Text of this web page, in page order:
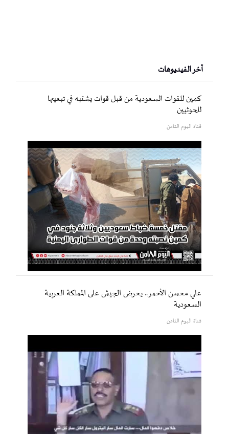
أخر الفيديوهات
كمين للقوات السعودية من قبل قوات يشتبه في تبعيتها
للحوثيين
قناة اليوم الثامن
علي محسن الأحمر.. يحرض الجيش على المملكة العربية
السعودية
قناة اليوم الثامن